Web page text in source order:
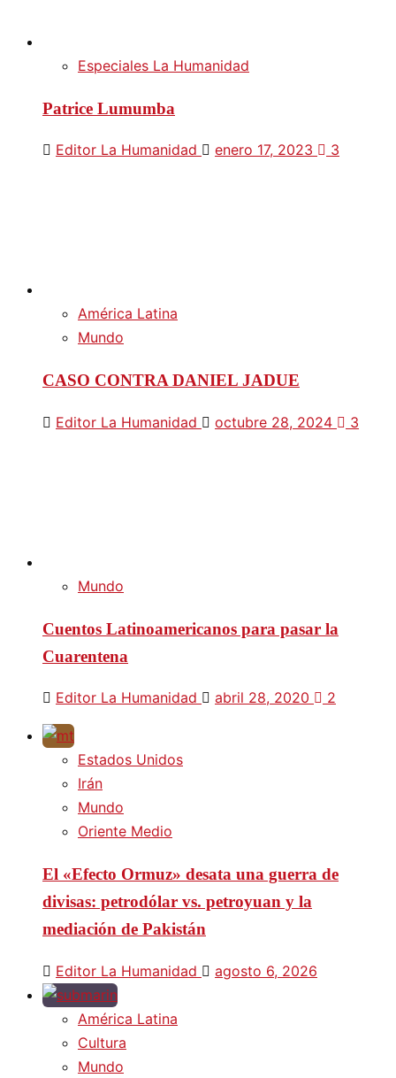
Especiales La Humanidad
Patrice Lumumba
Editor La Humanidad enero 17, 2023 3
América Latina
Mundo
CASO CONTRA DANIEL JADUE
Editor La Humanidad octubre 28, 2024 3
Mundo
Cuentos Latinoamericanos para pasar la
Cuarentena
Editor La Humanidad abril 28, 2020 2
Estados Unidos
Irán
Mundo
Oriente Medio
El «Efecto Ormuz» desata una guerra de
divisas: petrodólar vs. petroyuan y la
mediación de Pakistán
Editor La Humanidad agosto 6, 2026
América Latina
Cultura
Mundo